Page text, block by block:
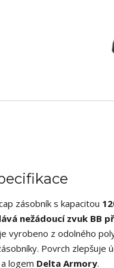
zásobník s kapacitou
nežádoucí zvuk BB
vyrobeno z odolného
Povrch zlepšuje
logem Delta Armory.